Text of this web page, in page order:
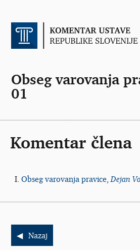
Obseg varovanja
01
Komentar člena
Obseg varovanja pravice, Dejan
Nazaj